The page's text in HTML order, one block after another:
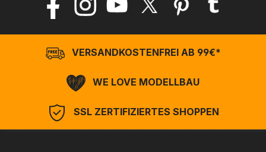
VERSANDKOSTENFREI AB 99€*
WE LOVE MODELLBAU
SSL ZERTIFIZIERTES SHOPPEN